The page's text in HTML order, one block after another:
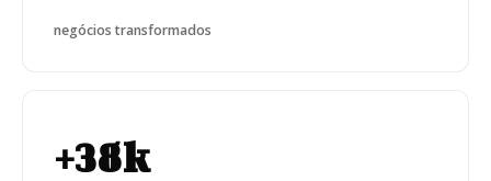
negócios transformados
+38k